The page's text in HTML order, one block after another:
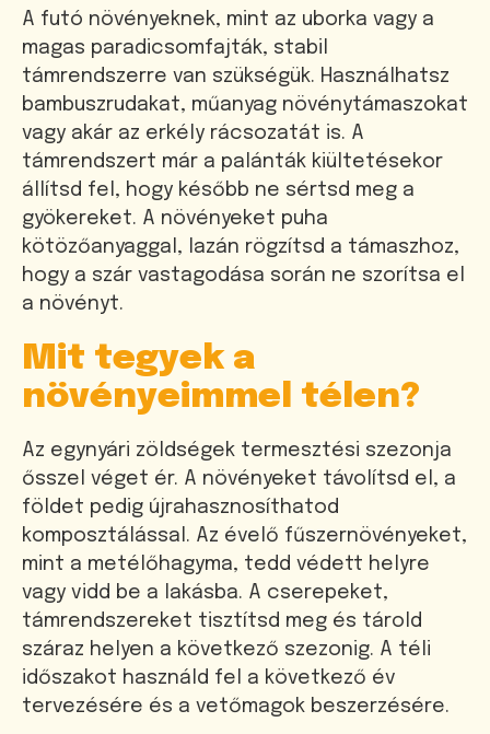
A futó növényeknek, mint az uborka vagy a
magas paradicsomfajták, stabil
támrendszerre van szükségük. Használhatsz
bambuszrudakat, műanyag növénytámaszokat
vagy akár az erkély rácsozatát is. A
támrendszert már a palánták kiültetésekor
állítsd fel, hogy később ne sértsd meg a
gyökereket. A növényeket puha
kötözőanyaggal, lazán rögzítsd a támaszhoz,
hogy a szár vastagodása során ne szorítsa el
a növényt.
Mit tegyek a
növényeimmel télen?
Az egynyári zöldségek termesztési szezonja
ősszel véget ér. A növényeket távolítsd el, a
földet pedig újrahasznosíthatod
komposztálással. Az évelő fűszernövényeket,
mint a metélőhagyma, tedd védett helyre
vagy vidd be a lakásba. A cserepeket,
támrendszereket tisztítsd meg és tárold
száraz helyen a következő szezonig. A téli
időszakot használd fel a következő év
tervezésére és a vetőmagok beszerzésére.